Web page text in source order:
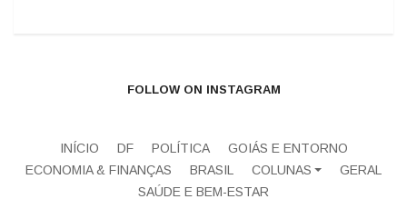
FOLLOW ON INSTAGRAM
INÍCIO DF POLÍTICA
GOIÁS E ENTORNO
ECONOMIA & FINANÇAS
BRASIL COLUNAS
GERAL
SAÚDE E BEM-ESTAR